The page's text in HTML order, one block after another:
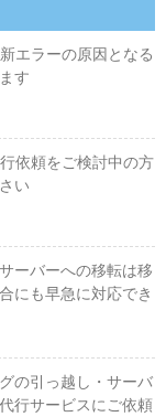
エラーの原因となる
す
依頼をご検討中の方
い
ーバーへの移転は移
にも早急に対応でき
の引っ越し・サーバ
行サービスにご依頼